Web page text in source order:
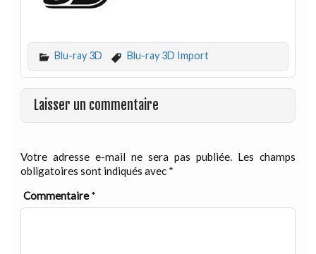
Blu-ray 3D Blu-ray 3D Import
Laisser un commentaire
Votre adresse e-mail ne sera pas publiée.
Les champs
obligatoires sont indiqués avec *
Commentaire*